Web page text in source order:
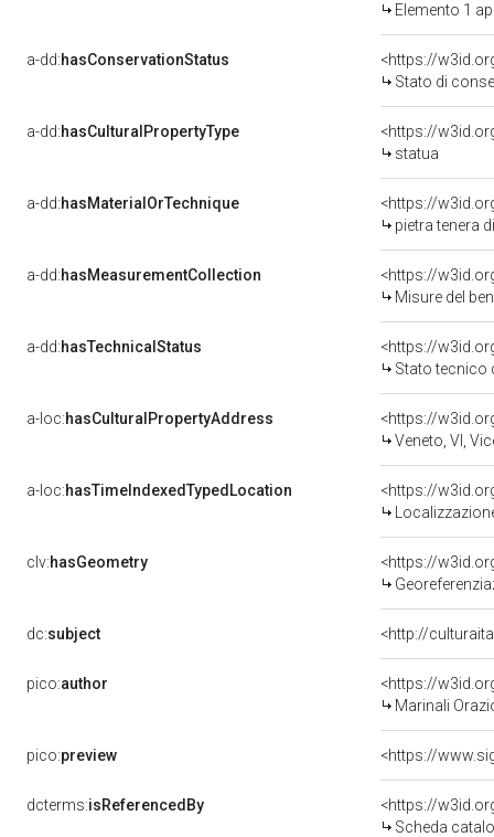
Elemento 1
a-dd:hasConservationStatus
<https://
Stato di
a-dd:hasCulturalPropertyType
<https://
statua
a-dd:hasMaterialOrTechnique
<https://
pietra tenera
a-dd:hasMeasurementCollection
<https://
Misure del
a-dd:hasTechnicalStatus
<https://
Stato tecnico
a-loc:hasCulturalPropertyAddress
<https://
Veneto, VI,
a-loc:hasTimeIndexedTypedLocation
<https://
clv:hasGeometry
<https://
dc:subject <http://
pico:author
<https://
Marinali
pico:preview
dcterms:isReferencedBy
<https://
Scheda